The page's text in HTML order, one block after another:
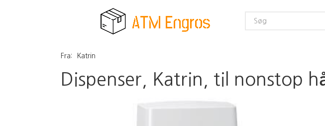
Fra: Katrin
Dispenser, Katrin, til nonstop